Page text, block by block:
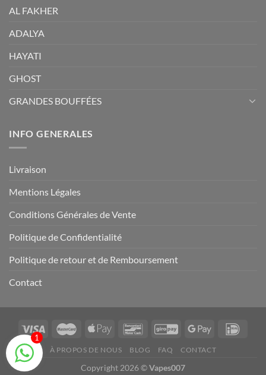
AL FAKHER
ADALYA
HAYATI
GHOST
GRANDES BOUFFÉES
INFO GENERALES
Livraison
Mentions Légales
Conditions Générales de Vente
Politique de Confidentialité
Politique de retour et de Remboursement
Contact
À PROPOS DE NOUS BLOG FAQ CONTACT
Copyright 2026 ©Vapes007
1